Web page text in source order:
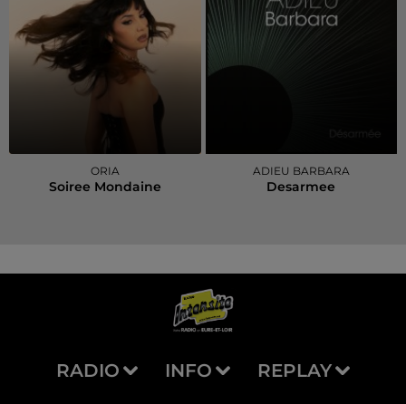
ORIA
Soiree Mondaine
ADIEU BARBARA
Desarmee
RADIO INFO REPLAY